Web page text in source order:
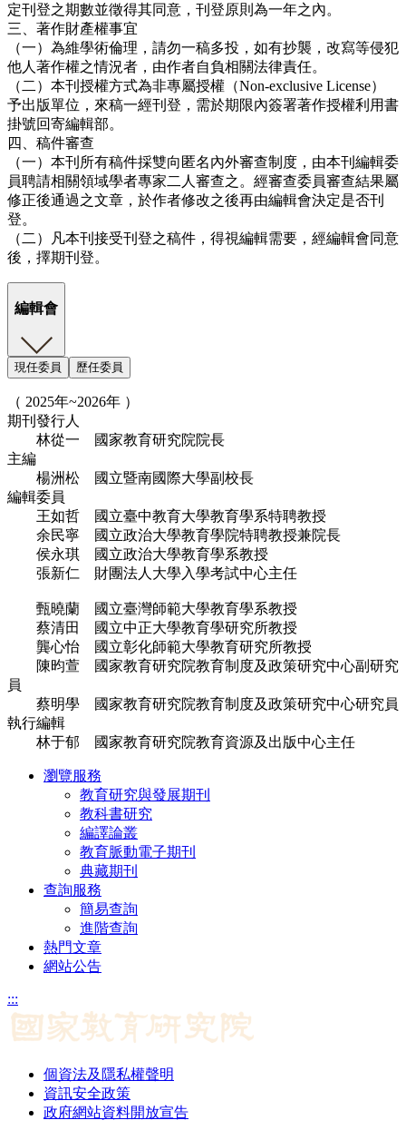
定刊登之期數並徵得其同意，刊登原則為一年之內。
三、著作財產權事宜
（一）為維學術倫理，請勿一稿多投，如有抄襲，改寫等侵犯
他人著作權之情況者，由作者自負相關法律責任。
（二）本刊授權方式為非專屬授權（Non-exclusive License）
予出版單位，來稿一經刊登，需於期限內簽署著作授權利用書
掛號回寄編輯部。
四、稿件審查
（一）本刊所有稿件採雙向匿名內外審查制度，由本刊編輯委
員聘請相關領域學者專家二人審查之。經審查委員審查結果屬
修正後通過之文章，於作者修改之後再由編輯會決定是否刊
登。
（二）凡本刊接受刊登之稿件，得視編輯需要，經編輯會同意
後，擇期刊登。
編輯會
現任委員 歷任委員
（ 2025年~2026年 ）
期刊發行人
林從一 國家教育研究院院長
主編
楊洲松 國立暨南國際大學副校長
編輯委員
王如哲 國立臺中教育大學教育學系特聘教授
余民寧 國立政治大學教育學院特聘教授兼院長
侯永琪 國立政治大學教育學系教授
張新仁 財團法人大學入學考試中心主任
甄曉蘭 國立臺灣師範大學教育學系教授
蔡清田 國立中正大學教育學研究所教授
龔心怡 國立彰化師範大學教育研究所教授
陳昀萱 國家教育研究院教育制度及政策研究中心副研究
員
蔡明學 國家教育研究院教育制度及政策研究中心研究員
執行編輯
林于郁 國家教育研究院教育資源及出版中心主任
瀏覽服務
教育研究與發展期刊
教科書研究
編譯論叢
教育脈動電子期刊
典藏期刊
查詢服務
簡易查詢
進階查詢
熱門文章
網站公告
:::
個資法及隱私權聲明
資訊安全政策
政府網站資料開放宣告